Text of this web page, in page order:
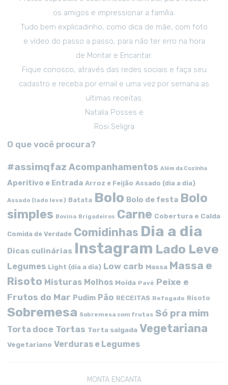
os amigos e impressionar a família.
Tudo bem explicadinho, como dica de mãe, com foto
e vídeo do passo a passo, para não ter erro na hora
de Montar e Encantar.
Fique conosco, através das redes sociais e faça seu
cadastro e receba por email e uma vez por semana as
ultimas receitas.
Natalia Posses e
Rosi Seligra
O que você procura?
#assimqfaz Acompanhamentos Além da Cozinha
Aperitivo e Entrada Arroz e Feijão Assado (dia a dia)
Assado (lado leve) Batata Bolo Bolo de festa Bolo
simples Bovina Brigadeiros Carne Cobertura e Calda
Comida de Verdade Comidinhas Dia a dia
Dicas culinárias Instagram Lado Leve
Legumes Light (dia a dia) Low carb Massa Massa e
Risoto Misturas Molhos Moída Pavê Peixe e
Frutos do Mar Pudim Pão RECEITAS Refogado Risoto
Sobremesa Sobremesa com frutas Só pra mim
Torta doce Tortas Torta salgada Vegetariana
Vegetariano Verduras e Legumes
MONTA ENCANTA